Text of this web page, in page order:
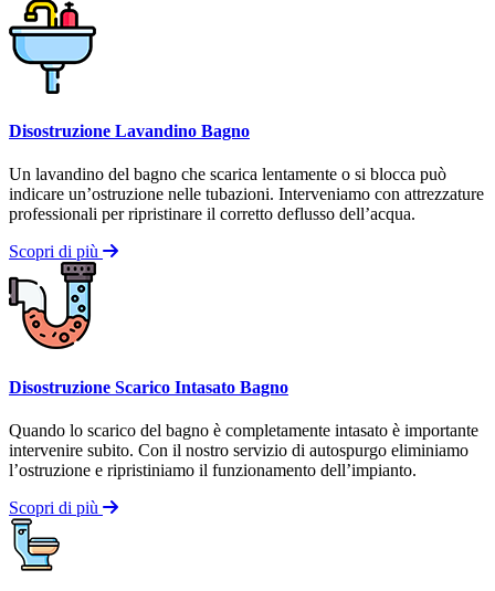
Disostruzione Lavandino Bagno
Un lavandino del bagno che scarica lentamente o si blocca può
indicare un’ostruzione nelle tubazioni. Interveniamo con attrezzature
professionali per ripristinare il corretto deflusso dell’acqua.
Scopri di più
Disostruzione Scarico Intasato Bagno
Quando lo scarico del bagno è completamente intasato è importante
intervenire subito. Con il nostro servizio di autospurgo eliminiamo
l’ostruzione e ripristiniamo il funzionamento dell’impianto.
Scopri di più